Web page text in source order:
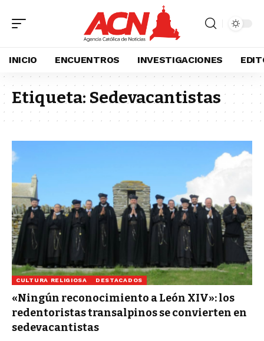
INICIO ENCUENTROS INVESTIGACIONES
Etiqueta: Sedevacantistas
CULTURA RELIGIOSA DESTACADOS
«Ningún reconocimiento a León XIV»: los
redentoristas transalpinos se convierten en
sedevacantistas